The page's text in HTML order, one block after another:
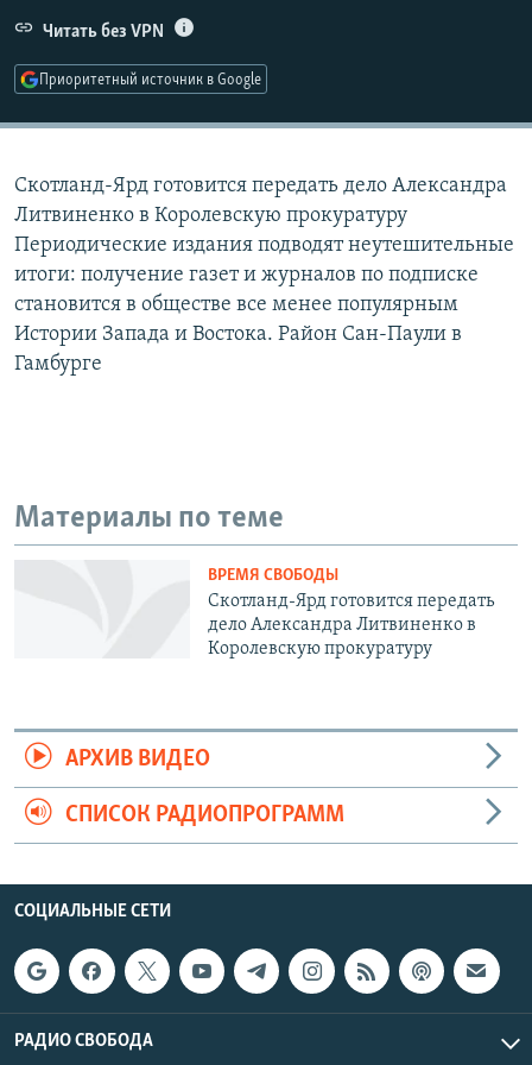
РАСПИСАНИЕ ВЕЩАНИЯ
ПОДПИШИТЕСЬ НА РАССЫЛКУ
СОЦИАЛЬНЫЕ СЕТИ
Все сайты РСЕ/РС
Читать без VPN
Приоритетный источник в Google
Скотланд-Ярд готовится передать дело Александра
Литвиненко в Королевскую прокуратуру
Периодические издания подводят неутешительные
итоги: получение газет и журналов по подписке
становится в обществе все менее популярным
Истории Запада и Востока. Район Сан-Паули в
Гамбурге
Материалы по теме
ВРЕМЯ СВОБОДЫ
Скотланд-Ярд готовится передать
дело Александра Литвиненко в
Королевскую прокуратуру
АРХИВ ВИДЕО
СПИСОК РАДИОПРОГРАММ
СОЦИАЛЬНЫЕ СЕТИ
РАДИО СВОБОДА